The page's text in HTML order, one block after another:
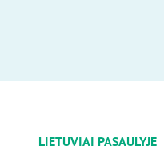
LIETUVIAI PASAULYJE